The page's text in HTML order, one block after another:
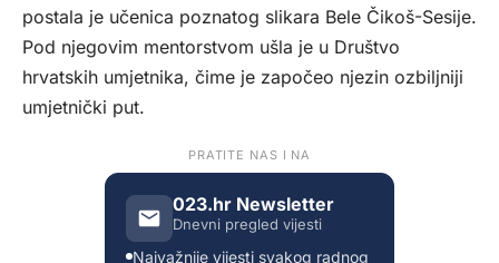
postala je učenica poznatog slikara Bele Čikoš-Sesije.
Pod njegovim mentorstvom ušla je u Društvo
hrvatskih umjetnika, čime je započeo njezin ozbiljniji
umjetnički put.
PRATITE NAS I NA
023.hr Newsletter
Dnevni pregled vijesti
Najvažnije vijesti svakog radnog